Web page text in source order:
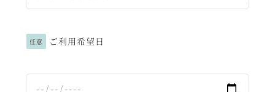
任意 ご利用希望日